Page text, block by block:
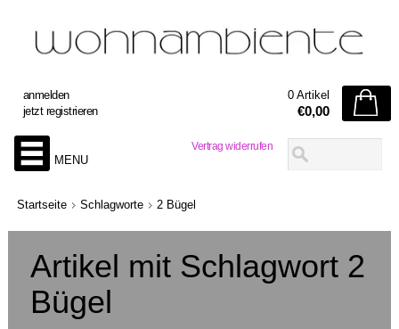
Vertrag widerrufen
anmelden
jetzt registrieren
0 Artikel
€0,00
MENU
Startseite Schlagworte 2 Bügel
Artikel mit Schlagwort 2
Bügel